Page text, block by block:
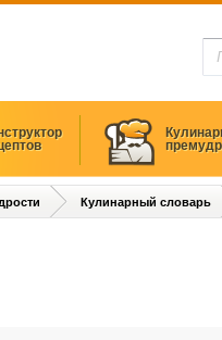
Кулинарный словарь